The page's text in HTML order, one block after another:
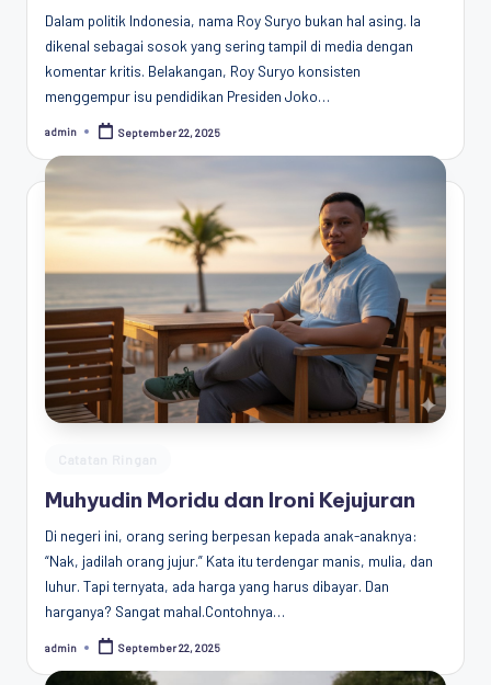
Dalam politik Indonesia, nama Roy Suryo bukan hal asing. Ia
dikenal sebagai sosok yang sering tampil di media dengan
komentar kritis. Belakangan, Roy Suryo konsisten
menggempur isu pendidikan Presiden Joko…
Posted
admin September 22, 2025
Muhyudin Moridu dan Ironi Kejujuran
Di negeri ini, orang sering berpesan kepada anak-anaknya:
“Nak, jadilah orang jujur.” Kata itu terdengar manis, mulia, dan
luhur. Tapi ternyata, ada harga yang harus dibayar. Dan
harganya? Sangat mahal.Contohnya…
Posted
admin September 22, 2025